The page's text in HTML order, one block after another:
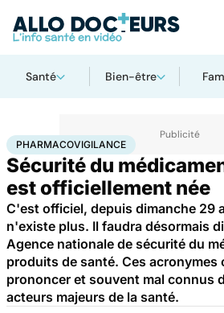
Santé Bien-être
AccueilSantéSociétéPharmacovigilance
PHARMACOVIGILANCE
Sécurité du
est officiellement née
C'est officiel, depuis dimanche 29
n'existe plus. Il faudra désormais
Agence nationale de sécurité du
produits de santé. Ces acronymes
prononcer et souvent mal connus
acteurs majeurs de la santé.